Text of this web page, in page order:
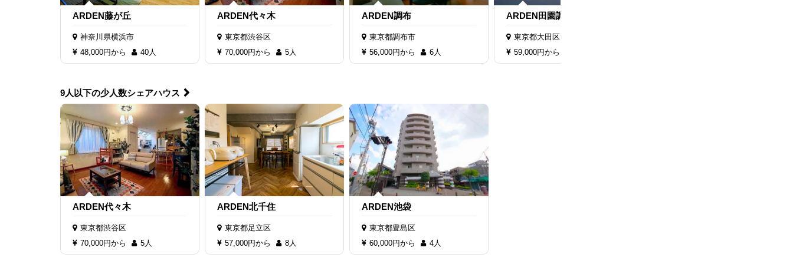
ARDEN藤が丘
神奈川県横浜市
48,000円から
40人
ARDEN代々木
東京都渋谷区
70,000円から
5人
ARDEN調布
東京都調布市
56,000円から
6人
ARDEN田園調布
東京都大田区
59,000円から
9人以下の少人数シェアハウス
ARDEN代々木
東京都渋谷区
70,000円から
5人
ARDEN北千住
東京都足立区
57,000円から
8人
ARDEN池袋
東京都豊島区
60,000円から
4人